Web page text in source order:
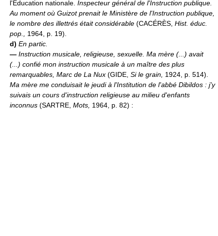
l'Éducation nationale. Inspecteur général de l'Instruction publique.
Au moment où Guizot prenait le Ministère de l'Instruction publique,
le nombre des illettrés était considérable (CACÉRÈS, Hist. éduc.
pop., 1964, p. 19).
d) En partic.
— Instruction musicale, religieuse, sexuelle. Ma mère (...) avait
(...) confié mon instruction musicale à un maître des plus
remarquables, Marc de La Nux (GIDE, Si le grain, 1924, p. 514).
Ma mère me conduisait le jeudi à l'Institution de l'abbé Dibildos : j'y
suivais un cours d'instruction religieuse au milieu d'enfants
inconnus (SARTRE, Mots, 1964, p. 82) :